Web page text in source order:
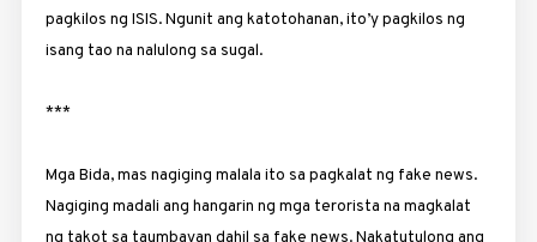
pagkilos ng ISIS. Ngunit ang katotohanan, ito’y pagkilos ng
isang tao na nalulong sa sugal.
***
Mga Bida, mas nagiging malala ito sa pagkalat ng fake news.
Nagiging madali ang hangarin ng mga terorista na magkalat
ng takot sa taumbayan dahil sa fake news. Nakatutulong ang